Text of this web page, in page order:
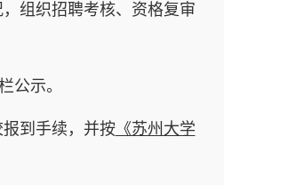
组织招聘考核、资格复审
公示。
到手续，并按《苏州大学